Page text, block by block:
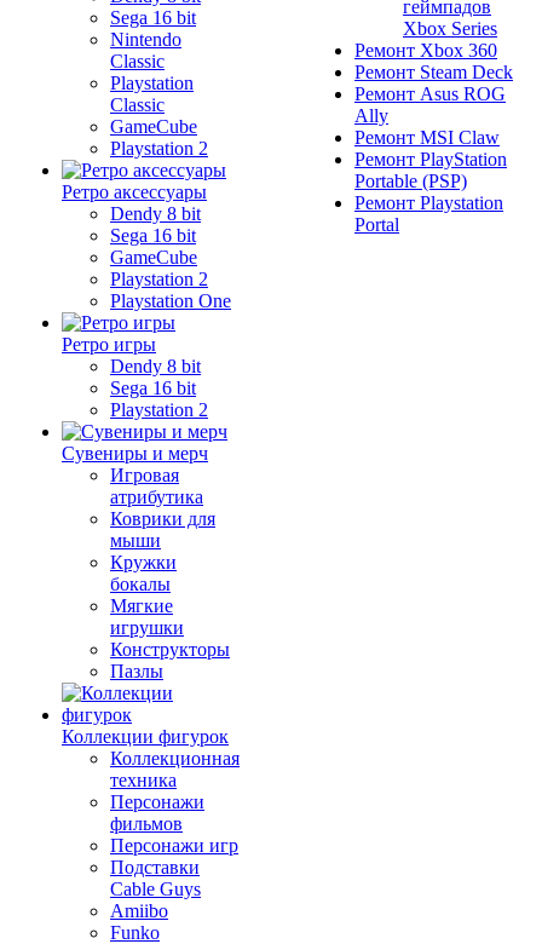
Sega 16 bit
Nintendo
Classic
Playstation
Classic
GameCube
Playstation 2
Ретро аксессуары
Dendy 8 bit
Sega 16 bit
GameCube
Playstation 2
Playstation One
Ретро игры
Dendy 8 bit
Sega 16 bit
Playstation 2
Сувениры и мерч
Игровая
атрибутика
Коврики для
мыши
Кружки
бокалы
Мягкие
игрушки
Конструкторы
Пазлы
Коллекции фигурок
Коллекционная
техника
Персонажи
фильмов
Персонажи игр
Подставки
Cable Guys
Amiibo
Funko
геймпадов
Xbox Series
Ремонт Xbox 360
Ремонт Steam Deck
Ремонт Asus ROG
Ally
Ремонт MSI Claw
Ремонт PlayStation
Portable (PSP)
Ремонт Playstation
Portal